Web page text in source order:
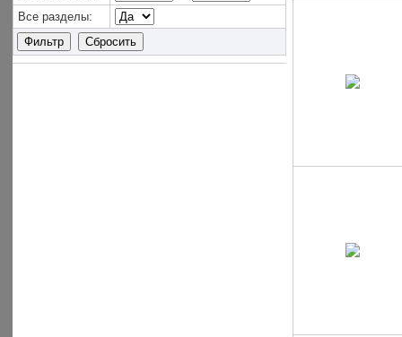
Все разделы: